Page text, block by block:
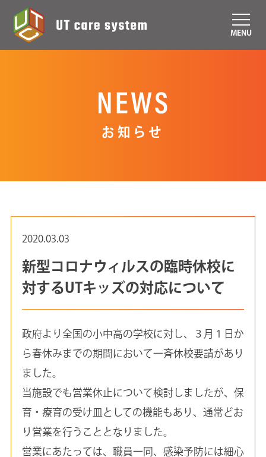
MENU
お知らせ
2020.03.03
新型コロナウィルスの臨時休校に
対するUTキッズの対応について
政府より全国の小中高の学校に対し、３月１日か
ら春休みまでの期間において一斉休校要請があり
ました。
当施設でも営業休止について検討しましたが、保
育・療育の受け皿としての機能もあり、通常どお
り営業を行うこととなりました。
営業にあたっては、職員一同、感染予防には細心